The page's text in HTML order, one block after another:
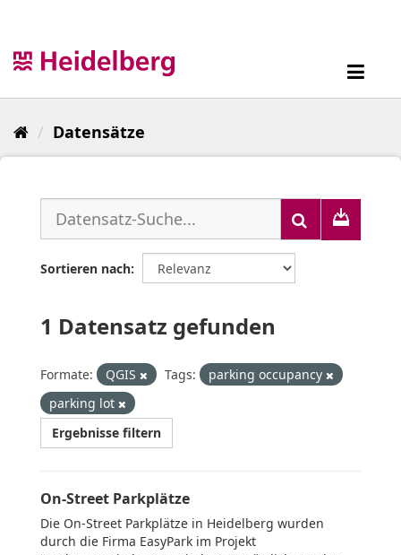
Datensätze
Sortieren nach
1 Datensatz gefunden
Formate: QGIS Tags:
parking occupancy
parking lot
Ergebnisse filtern
On-Street Parkplätze
Die On-Street Parkplätze in Heidelberg wurden
durch die Firma EasyPark im Projekt